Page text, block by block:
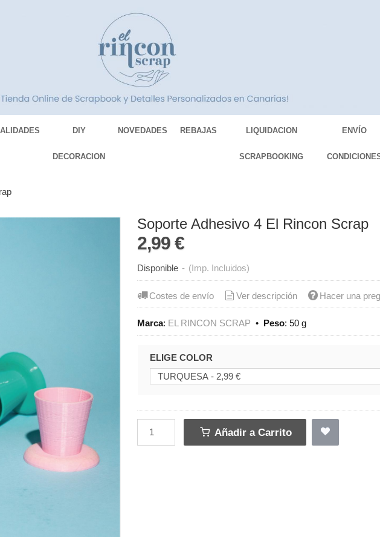
DIY
DECORACION
NOVEDADES REBAJAS LIQUIDACION
SCRAPBOOKING
ENVÍO
Soporte Adhesivo 4 El Rincon Scrap
2,99 €
Disponible - (Imp. Incluidos)
Costes de envío Ver descripción Hacer una
Marca: EL RINCON SCRAP • Peso:50 g
ELIGE COLOR
Añadir a Carrito